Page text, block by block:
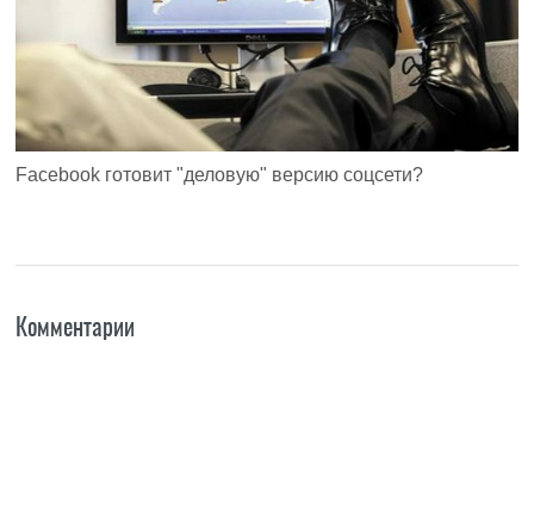
Facebook готовит "деловую" версию соцсети?
Комментарии